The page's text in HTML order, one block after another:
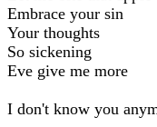
Embrace your sin
Your thoughts
So sickening
Eve give me more
I don't know you